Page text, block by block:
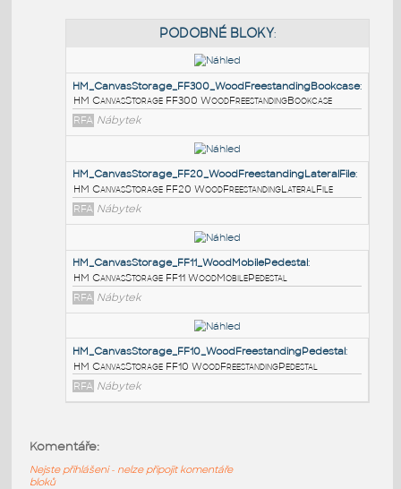
PODOBNÉ BLOKY:
HM CanvasStorage FF300 WoodFreestandingBookcase
RFA Nábytek
HM CanvasStorage FF20 WoodFreestandingLateralFile
RFA Nábytek
HM_CanvasStorage_FF11_WoodMobilePedestal
HM CanvasStorage FF11 WoodMobilePedestal
Komentáře:
Nejste přihlášeni - nelze připojit komentáře
bloků